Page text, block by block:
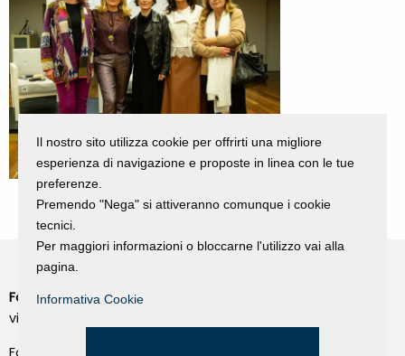
Fondazione Dino Zoli
viale Bologna 288, Forlì
Fondo dot. euro 285.000 i.v.
Il nostro sito utilizza cookie per offrirti una migliore
esperienza di navigazione e proposte in linea con le tue
preferenze.
Premendo "Nega" si attiveranno comunque i cookie
tecnici.
Per maggiori informazioni o bloccarne l'utilizzo vai alla
pagina.
Informativa Cookie